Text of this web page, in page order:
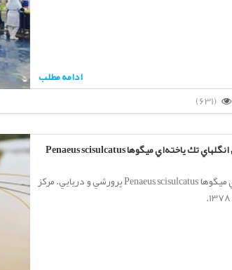
ادامه مطلب
(631)
گزارش نهايي پروژه: بررسي و شناسايي انگلهاي تك ياخته‌اي ميگوها Penaeus scisulcatus
بررسي و شناسايي انگلهاي تك ياخته‌اي ميگوها Penaeus scisulcatus پرورشي و دريايي. مركز